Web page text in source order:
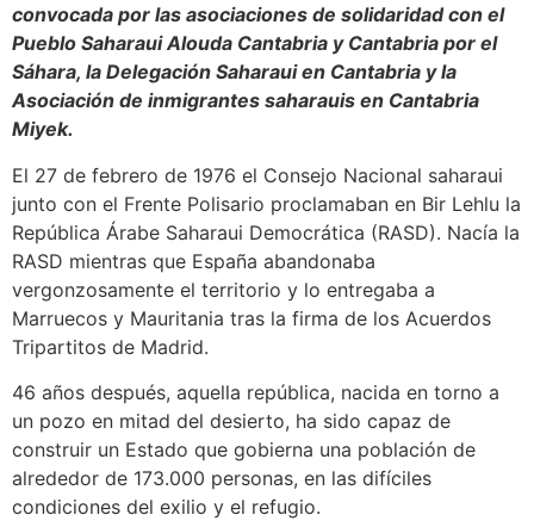
convocada por las asociaciones de solidaridad con el
Pueblo Saharaui Alouda Cantabria y Cantabria por el
Sáhara, la Delegación Saharaui en Cantabria y la
Asociación de inmigrantes saharauis en Cantabria
Miyek.
El 27 de febrero de 1976 el Consejo Nacional saharaui
junto con el Frente Polisario proclamaban en Bir Lehlu la
República Árabe Saharaui Democrática (RASD). Nacía la
RASD mientras que España abandonaba
vergonzosamente el territorio y lo entregaba a
Marruecos y Mauritania tras la firma de los Acuerdos
Tripartitos de Madrid.
46 años después, aquella república, nacida en torno a
un pozo en mitad del desierto, ha sido capaz de
construir un Estado que gobierna una población de
alrededor de 173.000 personas, en las difíciles
condiciones del exilio y el refugio.